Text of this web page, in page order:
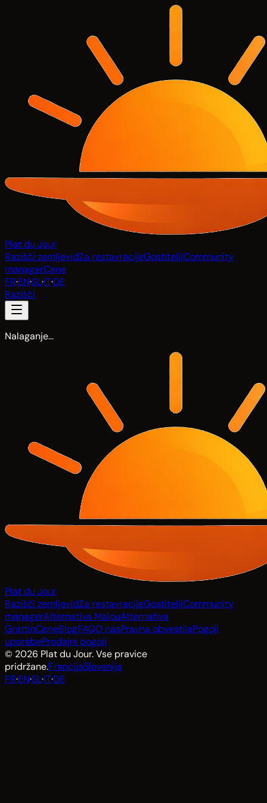
Plat du Jour
Razišči zemljevidZa restavracijeGostiteljiCommunity
managerCene
FR·EN·SL·IT·DE
Razišči
Nalaganje…
Plat du Jour
Razišči zemljevidZa restavracijeGostiteljiCommunity
managerAlternativa MalouAlternativa
GrattinCeneBlogFAQO nasPravna obvestilaPogoji
uporabeProdajni pogoji
© 2026 Plat du Jour. Vse pravice
pridržane.FrancijaSlovenija
FR·EN·SL·IT·DE